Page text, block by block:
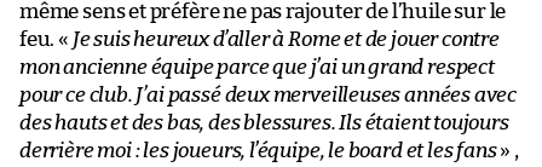
même sens et préfère ne pas rajouter de l’huile sur le
feu. « Je suis heureux d’aller à Rome et de jouer contre
mon ancienne équipe parce que j’ai un grand respect
pour ce club. J’ai passé deux merveilleuses années avec
des hauts et des bas, des blessures. Ils étaient toujours
derrière moi : les joueurs, l’équipe, le board et les fans» ,